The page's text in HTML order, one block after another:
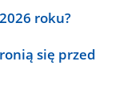
roku?
się przed